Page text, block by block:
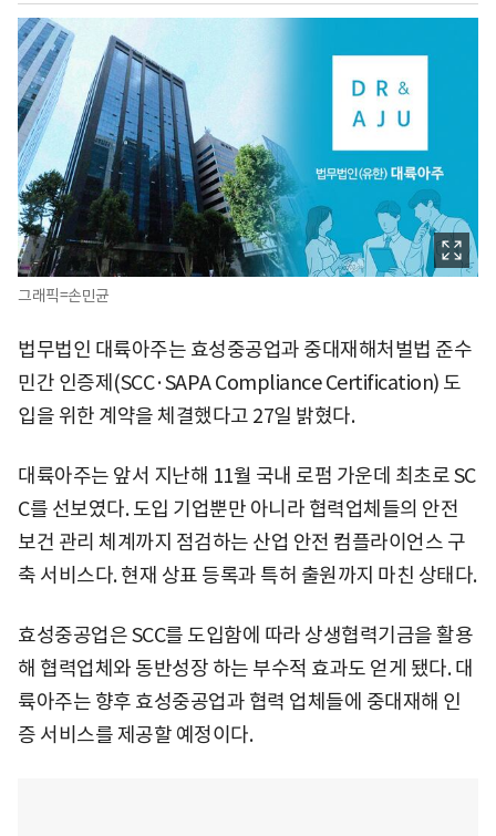
그래픽=손민균
법무법인 대륙아주는 효성중공업과 중대재해처벌법 준수
민간 인증제(SCC·SAPA Compliance Certification) 도
입을 위한 계약을 체결했다고 27일 밝혔다.
대륙아주는 앞서 지난해 11월 국내 로펌 가운데 최초로 SC
C를 선보였다. 도입 기업뿐만 아니라 협력업체들의 안전
보건 관리 체계까지 점검하는 산업 안전 컴플라이언스 구
축 서비스다. 현재 상표 등록과 특허 출원까지 마친 상태다.
효성중공업은 SCC를 도입함에 따라 상생협력기금을 활용
해 협력업체와 동반성장 하는 부수적 효과도 얻게 됐다. 대
륙아주는 향후 효성중공업과 협력 업체들에 중대재해 인
증 서비스를 제공할 예정이다.